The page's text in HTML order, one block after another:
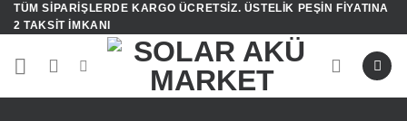
İçeriğe
atla
TÜM SIPARIŞLERDE KARGO ÜCRETSIZ. ÜSTELIK PEŞIN FIYATINA
2 TAKSIT IMKANI